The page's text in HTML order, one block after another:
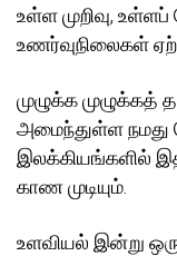
உள்ள முறிவு,
உணர்வுநிலைகள்
முழுக்க முழுக்கத்
அமைந்துள்ள
இலக்கியங்களில்
காண முடியும்.
உளவியல் இன்று